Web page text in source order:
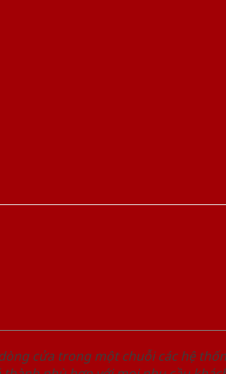
cửa trong một chuỗi các hệ